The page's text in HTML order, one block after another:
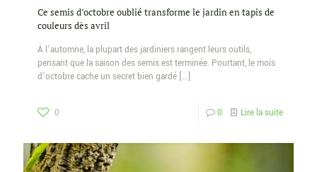
Ce semis d’octobre oublié transforme le jardin en tapis de
couleurs dès avril
À l’automne, la plupart des jardiniers rangent leurs outils,
pensant que la saison des semis est terminée. Pourtant, le mois
d’octobre cache un secret bien gardé […]
0 0 Lire la suite